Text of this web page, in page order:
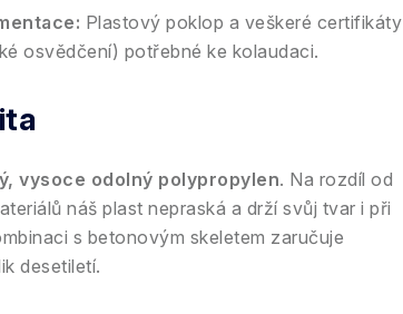
Plastový poklop a veškeré certifikáty
osvědčení) potřebné ke kolaudaci.
vysoce odolný polypropylen. Na rozdíl od
náš plast nepraská a drží svůj tvar i při
s betonovým skeletem zaručuje
desetiletí.